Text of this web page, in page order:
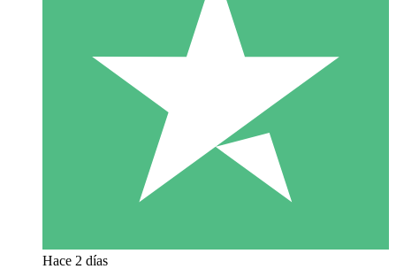
Hace 2 días